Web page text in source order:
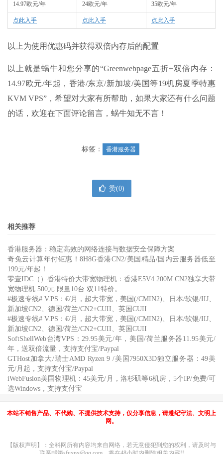
14.97欧元/年 24欧元/年 35欧元/年
点此入手 点此入手 点此入手
以上为使用优惠码并获得双倍内存后的配置
以上就是蜗牛和您分享的“Greenwebpage五折+双倍内存：
14.97欧元/年起，香港/东京/新加坡/美国等19机房夏季特惠
KVM VPS”，希望对大家有所帮助，如果大家还有什么问题
的话，欢迎在下面评论留言，蜗牛知无不言！
标签： 香港服务器
赞(0)
相关推荐
香港服务器：稳定高效的网络连接与数据安全保障方案
奇兔云计算年付钜惠！8H8G香港CN2/美国精品/国内云服务器低至
199元/年起！
零壹IDC（）香港特价大带宽物理机：香港E5V4 200M CN2独享大带
宽物理机 500元 限量10台 双11特价。
#极速专线# V.PS：€/月，超大带宽，美国(/CMIN2)、日本/软银/IIJ、
新加坡CN2、德国/荷兰/CN2+CUII、英国CUII
#极速专线# V.PS：€/月，超大带宽，美国(/CMIN2)、日本/软银/IIJ、
新加坡CN2、德国/荷兰/CN2+CUII、英国CUII
SoftShellWeb台湾VPS：29.95美元/年，美国/荷兰服务器11.95美元/
年，送双倍流量，支持支付宝/Paypal
GTHost加拿大/瑞士AMD Ryzen 9 /美国7950X3D独立服务器：49美
元/月起，支持支付宝/Paypal
iWebFusion美国物理机：45美元/月，洛杉矶等6机房，5个IP/免费/可
选Windows，支持支付宝
本站不销售产品、不代购、不提供技术支持，仅分享信息，请遵纪守法、文明上
网。
【版权声明】：全科网所有内容均来自网络，若无意侵犯到您的权利，请及时与